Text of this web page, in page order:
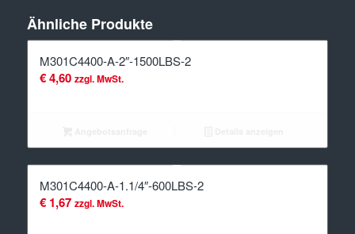
Ähnliche Produkte
M301C4400-A-2″-1500LBS-2
€4,60 zzgl. MwSt.
M301C4400-A-1.1/4″-600LBS-2
€1,67 zzgl. MwSt.